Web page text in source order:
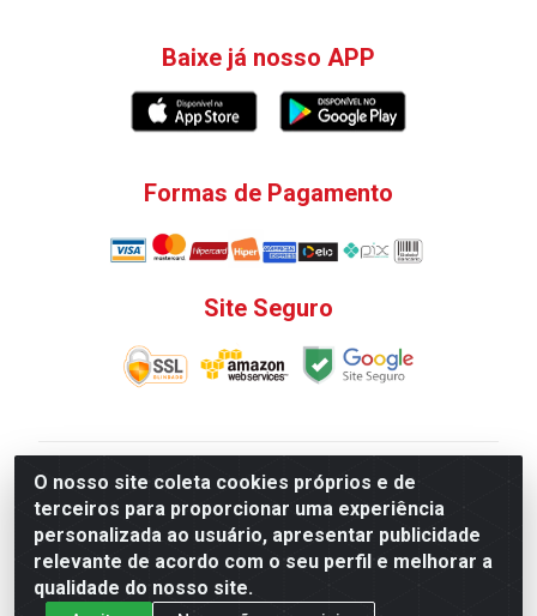
O nosso site coleta cookies próprios e de
terceiros para proporcionar uma experiência
personalizada ao usuário, apresentar publicidade
relevante de acordo com o seu perfil e melhorar a
qualidade do nosso site.
Baixe já nosso APP
Formas de Pagamento
Site Seguro
V. C. Ferragens LTDA - Rua do Matoso, 132 - Praça da
Bandeira, Rio de Janeiro/ RJ - CEP 20.270-135 - CNPJ
12.324.723/0001-25
Todas as regras de promoções, descontos, preços e
prazos de pagamento e entrega expostos aqui são
válidos apenas para compras via internet. Preços e